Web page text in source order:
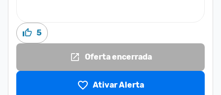
5
Oferta encerrada
Ativar Alerta